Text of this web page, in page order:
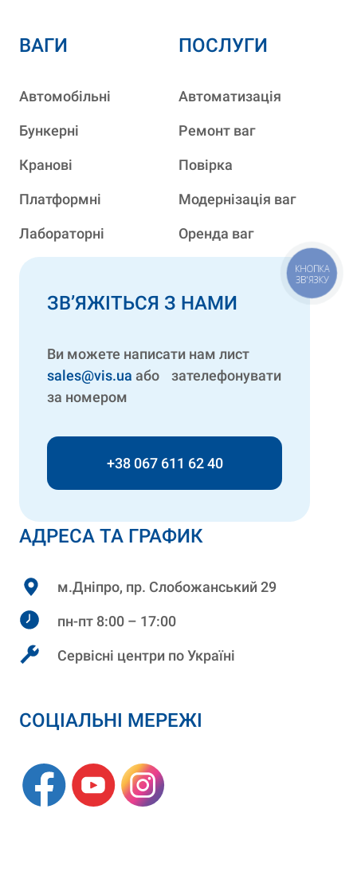
АДРЕСА ТА ГРАФИК
м.Дніпро, пр. Слобожанський 29
пн-пт 8:00 – 17:00
Сервісні центри по Україні
СОЦІАЛЬНІ МЕРЕЖІ
ВАГИ
Автомобільні
Бункерні
Кранові
Платформні
Лабораторні
ПОСЛУГИ
Автоматизація
Ремонт ваг
Повірка
Модернізація ваг
Оренда ваг
ЗВ’ЯЖІТЬСЯ З НАМИ
Ви можете написати нам лист
sales@vis.ua або зателефонувати
за номером
+38 067 611 62 40
КНОПКА
ЗВ'ЯЗКУ